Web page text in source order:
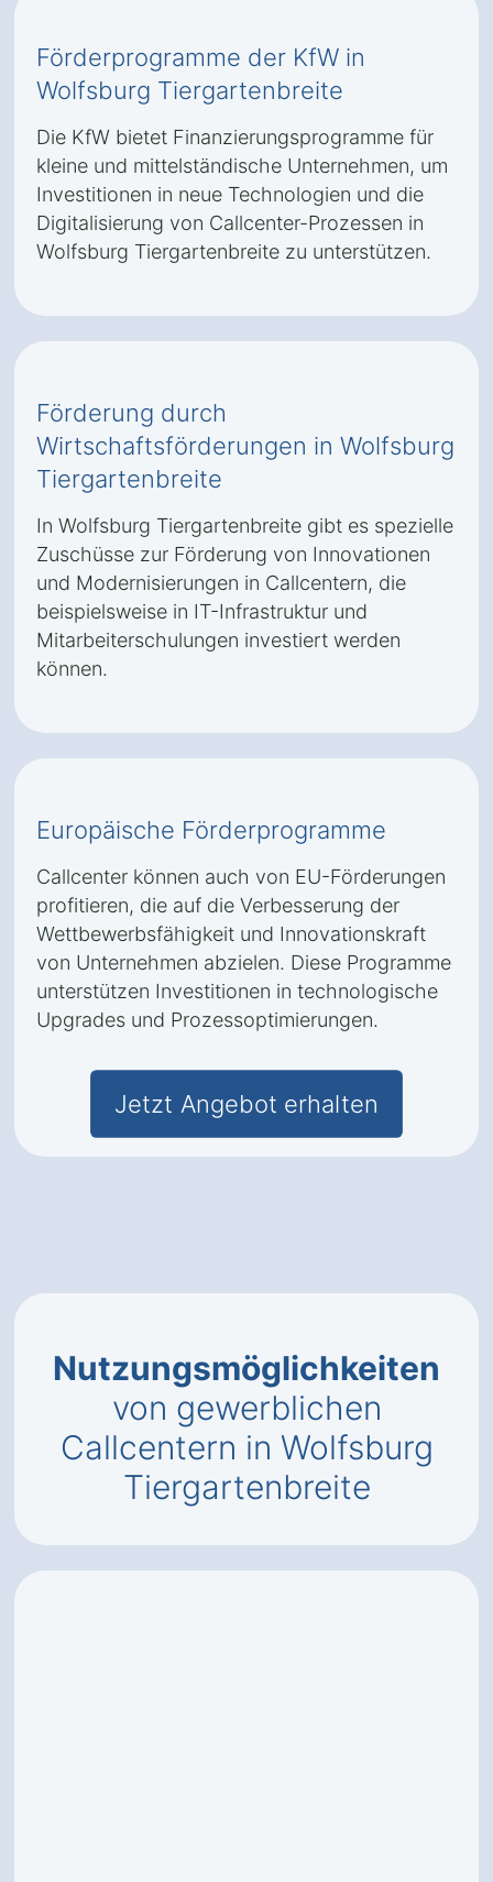
Förderprogramme der KfW in
Wolfsburg Tiergartenbreite
Die KfW bietet Finanzierungsprogramme für
kleine und mittelständische Unternehmen, um
Investitionen in neue Technologien und die
Digitalisierung von Callcenter-Prozessen in
Wolfsburg Tiergartenbreite zu unterstützen.
Förderung durch
Wirtschaftsförderungen in Wolfsburg
Tiergartenbreite
In Wolfsburg Tiergartenbreite gibt es spezielle
Zuschüsse zur Förderung von Innovationen
und Modernisierungen in Callcentern, die
beispielsweise in IT-Infrastruktur und
Mitarbeiterschulungen investiert werden
können.
Europäische Förderprogramme
Callcenter können auch von EU-Förderungen
profitieren, die auf die Verbesserung der
Wettbewerbsfähigkeit und Innovationskraft
von Unternehmen abzielen. Diese Programme
unterstützen Investitionen in technologische
Upgrades und Prozessoptimierungen.
Jetzt Angebot erhalten
Nutzungsmöglichkeiten
von gewerblichen
Callcentern in Wolfsburg
Tiergartenbreite